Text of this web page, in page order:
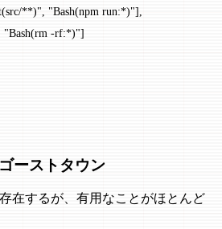
**)", "Bash(npm run:*)"],
"Bash(rm -rf:*)"]
ーストタウン
在するが、有用なことがほとんど